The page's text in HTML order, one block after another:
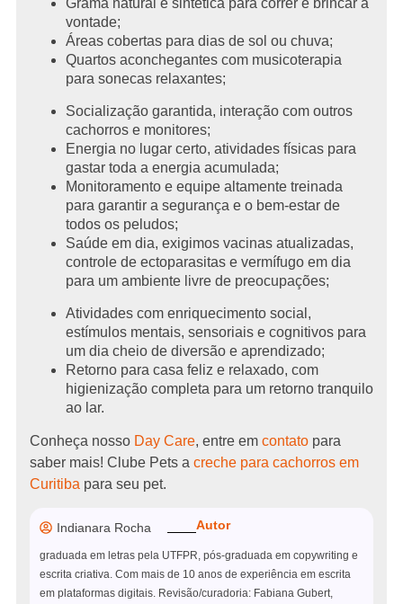
vontade;
Áreas cobertas para dias de sol ou chuva;
Quartos aconchegantes com musicoterapia
para sonecas relaxantes;
Socialização garantida, interação com outros
cachorros e monitores;
Energia no lugar certo, atividades físicas para
gastar toda a energia acumulada;
Monitoramento e equipe altamente treinada
para garantir a segurança e o bem-estar de
todos os peludos;
Saúde em dia, exigimos vacinas atualizadas,
controle de ectoparasitas e vermífugo em dia
para um ambiente livre de preocupações;
Atividades com enriquecimento social,
estímulos mentais, sensoriais e cognitivos para
um dia cheio de diversão e aprendizado;
Retorno para casa feliz e relaxado, com
higienização completa para um retorno tranquilo
ao lar.
Conheça nosso Day Care, entre em contatopara
saber mais! Clube Pets a creche para cachorros em
Curitiba para seu pet.
Indianara Rocha Autor
graduada em letras pela UTFPR, pós-graduada em copywriting e
escrita criativa. Com mais de 10 anos de experiência em escrita
em plataformas digitais. Revisão/curadoria: Fabiana Gubert,